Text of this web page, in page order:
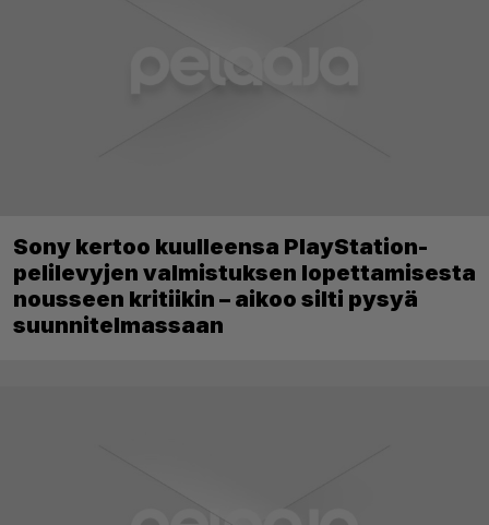
Sony kertoo kuulleensa PlayStation-
pelilevyjen valmistuksen lopettamisesta
nousseen kritiikin – aikoo silti pysyä
suunnitelmassaan